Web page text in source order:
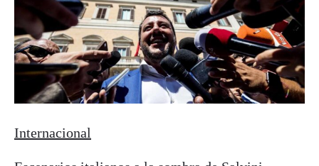
Internacional